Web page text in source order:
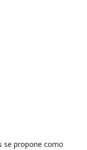
se propone como